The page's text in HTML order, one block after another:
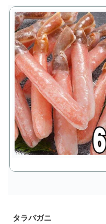
タラバガニ